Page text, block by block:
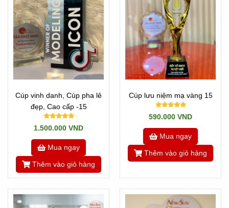
Cúp vinh danh, Cúp pha lê
đẹp, Cao cấp -15
1.500.000 VND
Mua ngay
Thêm vào giỏ hàng
Cúp lưu niệm mạ vàng 15
590.000 VND
Mua ngay
Thêm vào giỏ hàng